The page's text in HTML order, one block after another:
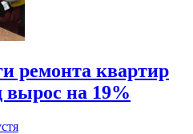
ремонта квартир
вырос на 19%